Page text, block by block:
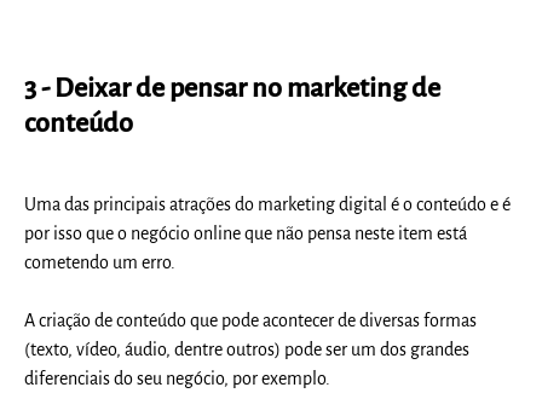
3 - Deixar de pensar no marketing de
conteúdo
Uma das principais atrações do marketing digital é o conteúdo e é
por isso que o negócio online que não pensa neste item está
cometendo um erro.
A criação de conteúdo que pode acontecer de diversas formas
(texto, vídeo, áudio, dentre outros) pode ser um dos grandes
diferenciais do seu negócio, por exemplo.